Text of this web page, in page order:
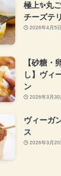
極上✨丸
チーズテ
2026年4月5日
【砂糖・
し】ヴィ
ン
2026年3月30
ヴィーガ
ス
2026年3月20